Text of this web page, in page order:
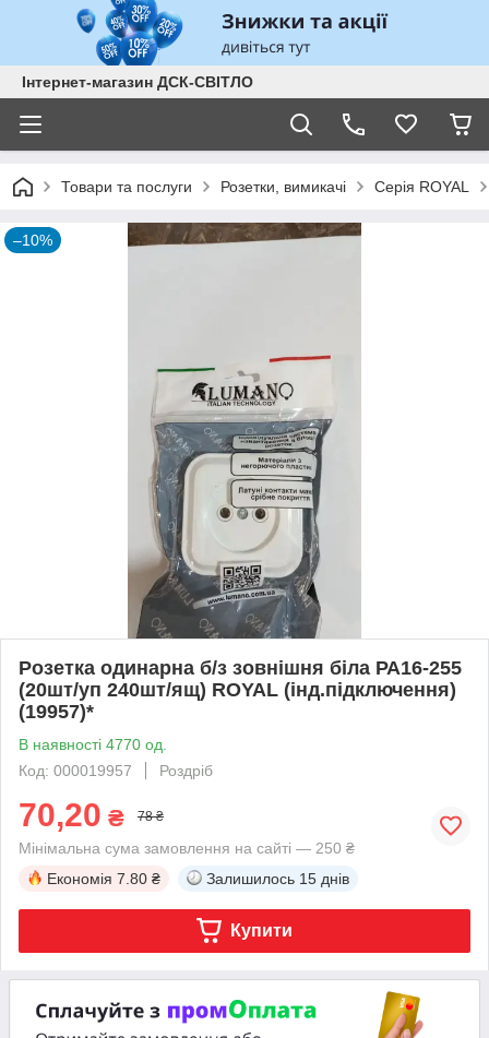
Інтернет-магазин ДСК-СВІТЛО
Товари та послуги Розетки, вимикачі Серія ROYAL
–10%
Розетка одинарна б/з зовнішня біла РА16-255
(20шт/уп 240шт/ящ) ROYAL (інд.підключення)
(19957)*
В наявності 4770 од.
Код: 000019957
Роздріб
70,20 ₴ 78 ₴
Мінімальна сума замовлення на сайті — 250 ₴
Економія 7.80 ₴ Залишилось 15 днів
Купити